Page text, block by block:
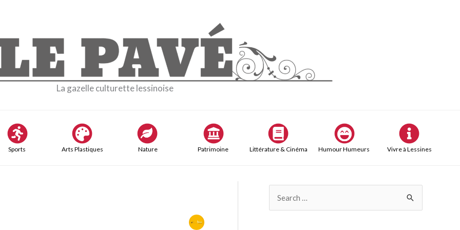
La gazelle culturette lessinoise
Sports Arts Plastiques Nature Patrimoine Littérature & Cinéma Humour Humeurs Vivre à Lessines